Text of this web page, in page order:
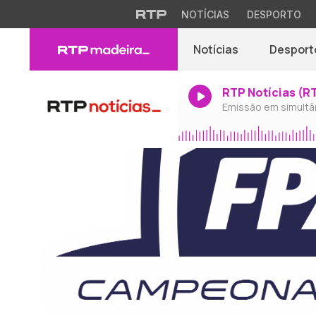
NOTÍCIAS DESPORTO
Notícias
RTP Notícias
Emissão em